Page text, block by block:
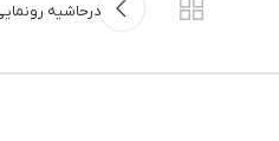
درحاشیه